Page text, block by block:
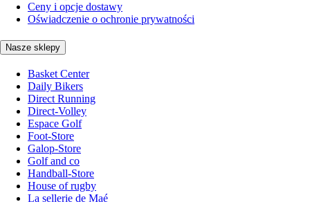
Ceny i opcje dostawy
Oświadczenie o ochronie prywatności
Nasze sklepy
Basket Center
Daily Bikers
Direct Running
Direct-Volley
Espace Golf
Foot-Store
Galop-Store
Golf and co
Handball-Store
House of rugby
La sellerie de Maé